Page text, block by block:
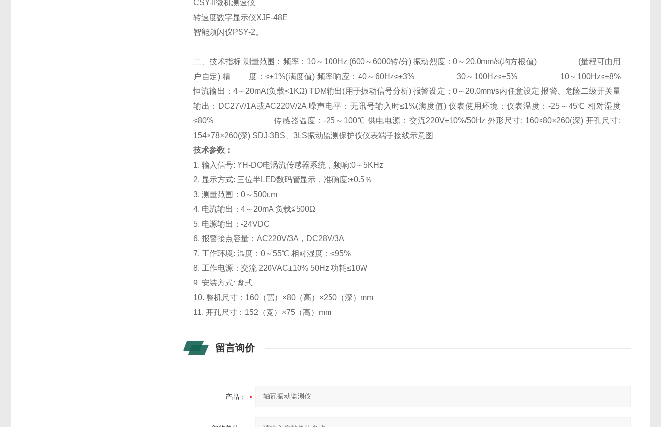
CSY-II微机测速仪
转速度数字显示仪XJP-48E
智能频闪仪PSY-2。
二、技术指标 测量范围：频率：10～100Hz (600～6000转/分) 振动烈度：0～20.0mm/s(均方根值) (量程可由用
户自定) 精 度：≤±1%(满度值) 频率响应：40～60Hz≤±3% 30～100Hz≤±5% 10～100Hz≤±8%
恒流输出：4～20mA(负载<1KΩ) TDM输出(用于振动信号分析) 报警设定：0～20.0mm/s内任意设定 报警、危险二级开关量
输出：DC27V/1A或AC220V/2A 噪声电平：无讯号输入时≤1%(满度值) 仪表使用环境：仪表温度：-25～45℃ 相对湿度
≤80% 传感器温度：-25～100℃ 供电电源：交流220V±10%/50Hz 外形尺寸: 160×80×260(深) 开孔尺寸:
154×78×260(深) SDJ-3BS、3LS振动监测保护仪仪表端子接线示意图
技术参数：
1. 输入信号: YH-DO电涡流传感器系统，频响:0～5KHz
2. 显示方式: 三位半LED数码管显示，准确度:±0.5％
3. 测量范围：0～500um
4. 电流输出：4～20mA 负载≦500Ω
5. 电源输出：-24VDC
6. 报警接点容量：AC220V/3A，DC28V/3A
7. 工作环境: 温度：0～55℃ 相对湿度：≤95%
8. 工作电源：交流 220VAC±10% 50Hz 功耗≤10W
9. 安装方式: 盘式
10. 整机尺寸：160（宽）×80（高）×250（深）mm
11. 开孔尺寸：152（宽）×75（高）mm
留言询价
产品：